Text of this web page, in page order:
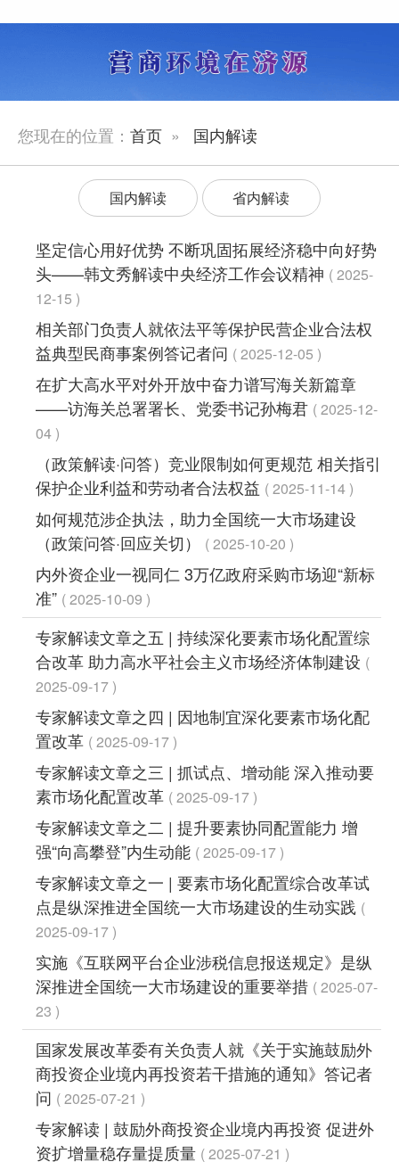
您现在的位置： 首页 » 国内解读
国内解读 省内解读
坚定信心用好优势 不断巩固拓展经济稳中向好势
头——韩文秀解读中央经济工作会议精神
2025-
12-15
相关部门负责人就依法平等保护民营企业合法权
益典型民商事案例答记者问
2025-12-05
在扩大高水平对外开放中奋力谱写海关新篇章
——访海关总署署长、党委书记孙梅君
2025-12-
04
（政策解读·问答）竞业限制如何更规范 相关指引
保护企业利益和劳动者合法权益
2025-11-14
如何规范涉企执法，助力全国统一大市场建设
（政策问答·回应关切）
2025-10-20
内外资企业一视同仁 3万亿政府采购市场迎“新标
准”
2025-10-09
专家解读文章之五 | 持续深化要素市场化配置综
合改革 助力高水平社会主义市场经济体制建设
2025-09-17
专家解读文章之四 | 因地制宜深化要素市场化配
置改革
2025-09-17
专家解读文章之三 | 抓试点、增动能 深入推动要
素市场化配置改革
2025-09-17
专家解读文章之二 | 提升要素协同配置能力 增
强“向高攀登”内生动能
2025-09-17
专家解读文章之一 | 要素市场化配置综合改革试
点是纵深推进全国统一大市场建设的生动实践
2025-09-17
实施《互联网平台企业涉税信息报送规定》是纵
深推进全国统一大市场建设的重要举措
2025-07-
23
国家发展改革委有关负责人就《关于实施鼓励外
商投资企业境内再投资若干措施的通知》答记者
问
2025-07-21
专家解读 | 鼓励外商投资企业境内再投资 促进外
资扩增量稳存量提质量
2025-07-21